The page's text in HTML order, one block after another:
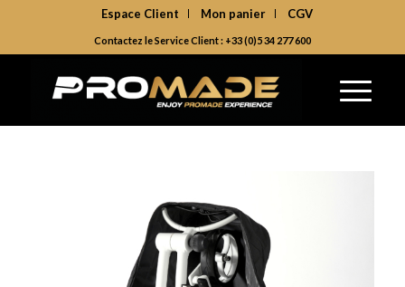
Espace Client Mon panier CGV
Contactez le Service Client : +33 (0)5 34 277 600